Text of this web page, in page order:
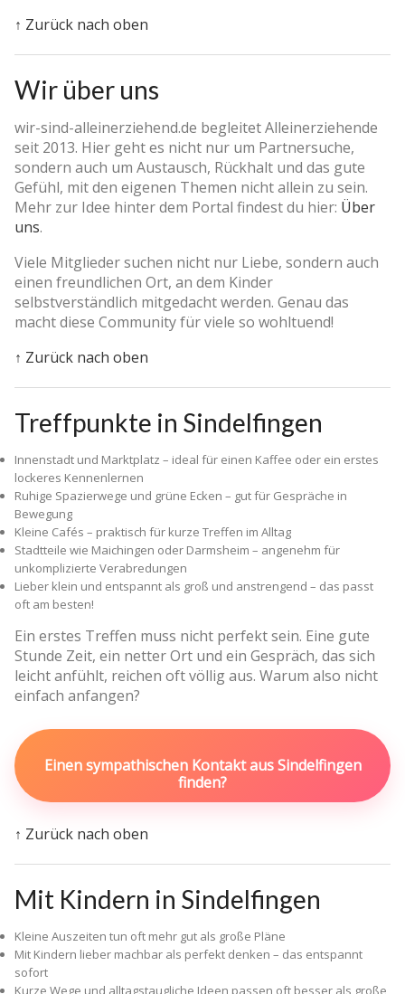
↑ Zurück nach oben
Wir über uns
wir-sind-alleinerziehend.de begleitet Alleinerziehende
seit 2013. Hier geht es nicht nur um Partnersuche,
sondern auch um Austausch, Rückhalt und das gute
Gefühl, mit den eigenen Themen nicht allein zu sein.
Mehr zur Idee hinter dem Portal findest du hier: Über
uns.
Viele Mitglieder suchen nicht nur Liebe, sondern auch
einen freundlichen Ort, an dem Kinder
selbstverständlich mitgedacht werden. Genau das
macht diese Community für viele so wohltuend!
↑ Zurück nach oben
Treffpunkte in Sindelfingen
Innenstadt und Marktplatz – ideal für einen Kaffee oder ein erstes
lockeres Kennenlernen
Ruhige Spazierwege und grüne Ecken – gut für Gespräche in
Bewegung
Kleine Cafés – praktisch für kurze Treffen im Alltag
Stadtteile wie Maichingen oder Darmsheim – angenehm für
unkomplizierte Verabredungen
Lieber klein und entspannt als groß und anstrengend – das passt
oft am besten!
Ein erstes Treffen muss nicht perfekt sein. Eine gute
Stunde Zeit, ein netter Ort und ein Gespräch, das sich
leicht anfühlt, reichen oft völlig aus. Warum also nicht
einfach anfangen?
Einen sympathischen Kontakt aus Sindelfingen
finden?
↑ Zurück nach oben
Mit Kindern in Sindelfingen
Kleine Auszeiten tun oft mehr gut als große Pläne
Mit Kindern lieber machbar als perfekt denken – das entspannt
sofort
Kurze Wege und alltagstaugliche Ideen passen oft besser als große